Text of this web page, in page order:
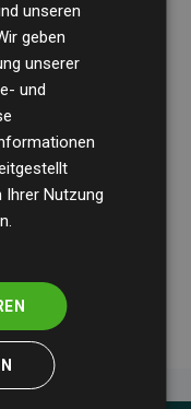
BDOüberprüft
Methodik, um
Investitionen in
200 % der
teilnehmenden
Nachweis für die
unseren
geben
unserer
und
Ihrer Nutzung